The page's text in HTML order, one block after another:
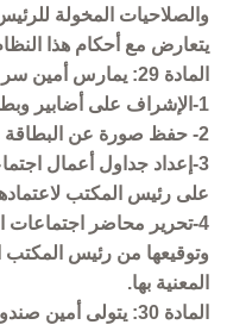
والصلاحيات المخولة
يتعارض مع أحكام هذا
المادة 29: يمارس أمين سر الاتحاد المهام الآتية:
1-الإشراف على أضابير وبطاقات العاملين في الاتحاد.
2- حفظ صورة عن البطاقة والبيانات المتعلقة بأعضاء المكتب.
3-إعداد جداول أعمال
على رئيس المكتب
4-تحرير محاضر اجتماعات
وتوقيعها من رئيس المكتب
المعنية بها.
المادة 30: يتولى